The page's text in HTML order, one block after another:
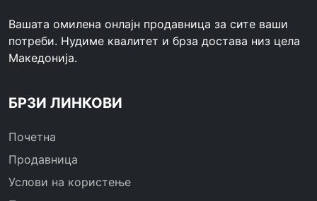
Вашата омилена онлајн продавница за сите ваши
потреби. Нудиме квалитет и брза достава низ цела
Македонија.
БРЗИ ЛИНКОВИ
Почетна
Продавница
Услови на користење